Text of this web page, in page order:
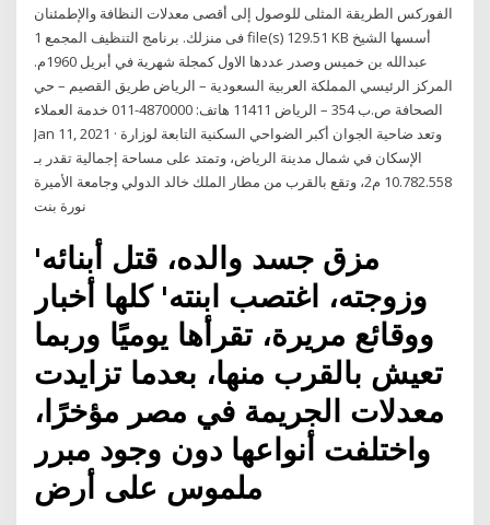
الفوركس الطريقة المثلى للوصول إلى أقصى معدلات النظافة والإطمئنان
فى منزلك. برنامج التنظيف المجمع 1 file(s) 129.51 KB أسسها الشيخ
عبدالله بن خميس وصدر عددها الاول كمجلة شهرية في أبريل 1960م.
المركز الرئيسي المملكة العربية السعودية – الرياض طريق القصيم – حي
الصحافة ص.ب 354 – الرياض 11411 هاتف: 4870000-011 خدمة العملاء
Jan 11, 2021 · وتعد ضاحية الجوان أكبر الضواحي السكنية التابعة لوزارة
الإسكان في شمال مدينة الرياض، وتمتد على مساحة إجمالية تقدر بـ
10.782.558 م2، وتقع بالقرب من مطار الملك خالد الدولي وجامعة الأميرة
نورة بنت
'مزق جسد والده، قتل أبنائه
وزوجته، اغتصب ابنته' كلها أخبار
ووقائع مريرة، تقرأها يوميًا وربما
تعيش بالقرب منها، بعدما تزايدت
معدلات الجريمة في مصر مؤخرًا،
واختلفت أنواعها دون وجود مبرر
ملموس على أرض